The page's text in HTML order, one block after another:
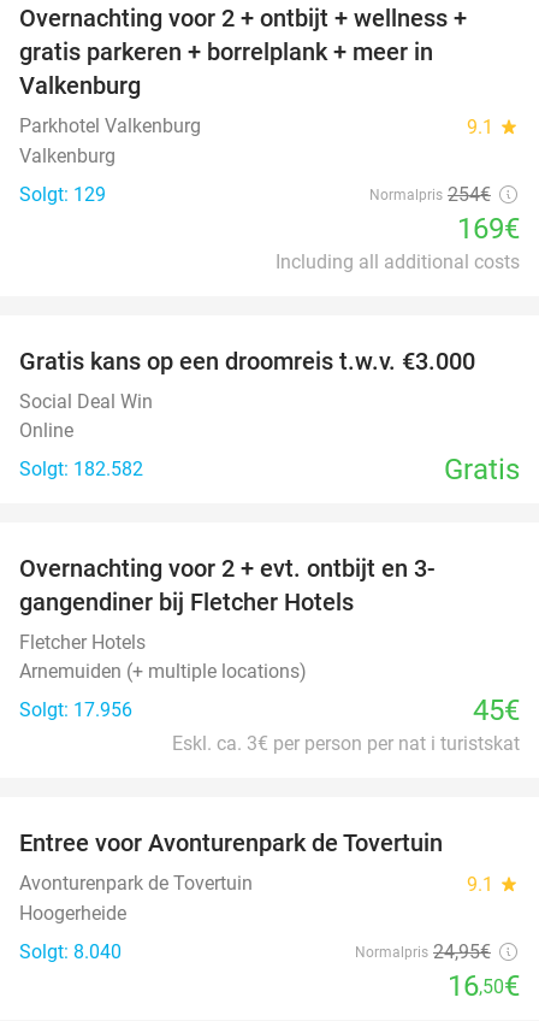
33%
Overnachting voor 2 + ontbijt + wellness +
gratis parkeren + borrelplank + meer in
Valkenburg
Parkhotel Valkenburg 9.1 star
Valkenburg
Solgt: 129
Normalpris 254€
169€
Including all additional costs
Gratis kans op een droomreis t.w.v. €3.000
Social Deal Win
Online
Solgt: 182.582
Gratis
Overnachting voor 2 + evt. ontbijt en 3-
gangendiner bij Fletcher Hotels
Fletcher Hotels
Arnemuiden (+ multiple locations)
Solgt: 17.956
45€
Eskl. ca. 3€ per person per nat i turistskat
Entree voor Avonturenpark de Tovertuin
Avonturenpark de Tovertuin 9.1 star
Hoogerheide
Solgt: 8.040
Normalpris 24,95€
16,50€